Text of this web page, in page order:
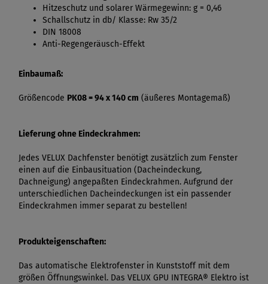
Hitzeschutz und solarer Wärmegewinn: g = 0,46
Schallschutz in db/ Klasse: Rw 35/2
DIN 18008
Anti-Regengeräusch-Effekt
Einbaumaß:
Größencode PK08 = 94 x 140 cm (äußeres Montagemaß)
Lieferung ohne Eindeckrahmen:
Jedes VELUX Dachfenster benötigt zusätzlich zum Fenster
einen auf die Einbausituation (Dacheindeckung,
Dachneigung) angepaßten Eindeckrahmen. Aufgrund der
unterschiedlichen Dacheindeckungen ist ein passender
Eindeckrahmen immer separat zu bestellen!
Produkteigenschaften:
Das automatische Elektrofenster in Kunststoff mit dem
größen Öffnungswinkel. Das VELUX GPU INTEGRA® Elektro ist